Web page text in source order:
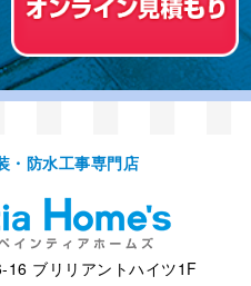
・防⽔⼯事専⾨店
16 ブリリアントハイツ1F